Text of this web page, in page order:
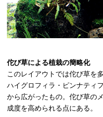
佗び草による植栽の簡略化
このレイアウトでは佗び草を
ハイグロフィラ・ピンナティ
から広がったもの。佗び草の
成度を高められる点にある。